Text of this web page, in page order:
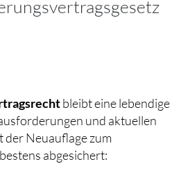
bleibt eine lebendige
und aktuellen
der Neuauflage zum
abgesichert: